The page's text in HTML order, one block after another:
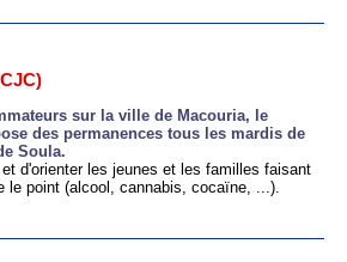
sur la ville de Macouria, le
des permanences tous les mardis de
Soula.
d'orienter les jeunes et les familles faisant
le point (alcool, cannabis, cocaïne, ...).